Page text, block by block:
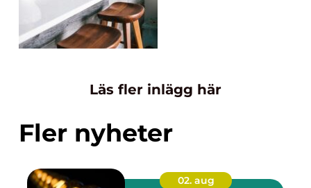
Läs fler inlägg här
Fler nyheter
02. aug